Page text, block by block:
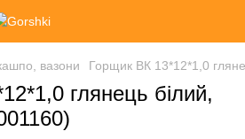
вазони Горщик ВК 13*12*1,0
глянець білий,